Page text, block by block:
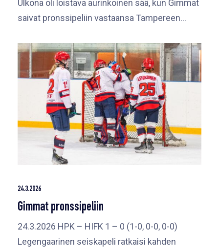
Ulkona oli loistava aurinkoinen sää, kun Gimmat
saivat pronssipeliin vastaansa Tampereen…
24.3.2026
Gimmat pronssipeliin
24.3.2026 HPK – HIFK 1 – 0 (1-0, 0-0, 0-0)
Legengaarinen seiskapeli ratkaisi kahden